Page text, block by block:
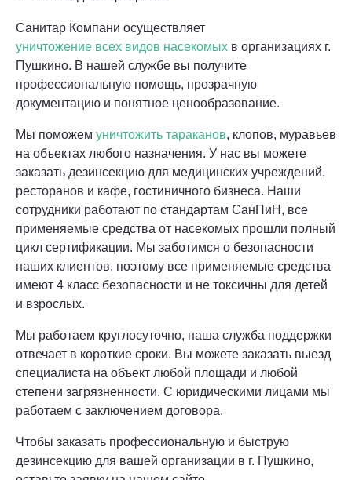
Санитар Компани осуществляет
уничтожение всех видов насекомых в организациях г.
Пушкино. В нашей службе вы получите
профессиональную помощь, прозрачную
документацию и понятное ценообразование.
Мы поможем уничтожить тараканов, клопов, муравьев
на объектах любого назначения. У нас вы можете
заказать дезинсекцию для медицинских учреждений,
ресторанов и кафе, гостиничного бизнеса. Наши
сотрудники работают по стандартам СанПиН, все
применяемые средства от насекомых прошли полный
цикл сертификации. Мы заботимся о безопасности
наших клиентов, поэтому все применяемые средства
имеют 4 класс безопасности и не токсичны для детей
и взрослых.
Мы работаем круглосуточно, наша служба поддержки
отвечает в короткие сроки. Вы можете заказать выезд
специалиста на объект любой площади и любой
степени загрязненности. С юридическими лицами мы
работаем с заключением договора.
Чтобы заказать профессиональную и быструю
дезинсекцию для вашей организации в г. Пушкино,